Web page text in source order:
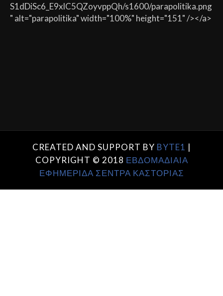
S1dDiSc6_E9xlC5QZoyvppQh/s1600/parapolitika.png
" alt="parapolitika" width="100%" height="151" /></a>
CREATED AND SUPPORT BY BYTE1 |
COPYRIGHT © 2018 ΕΒΔΟΜΑΔΙΑΙΑ
ΕΦΗΜΕΡΙΔΑ ΣΕΝΤΡΑ ΚΑΣΤΟΡΙΑΣ